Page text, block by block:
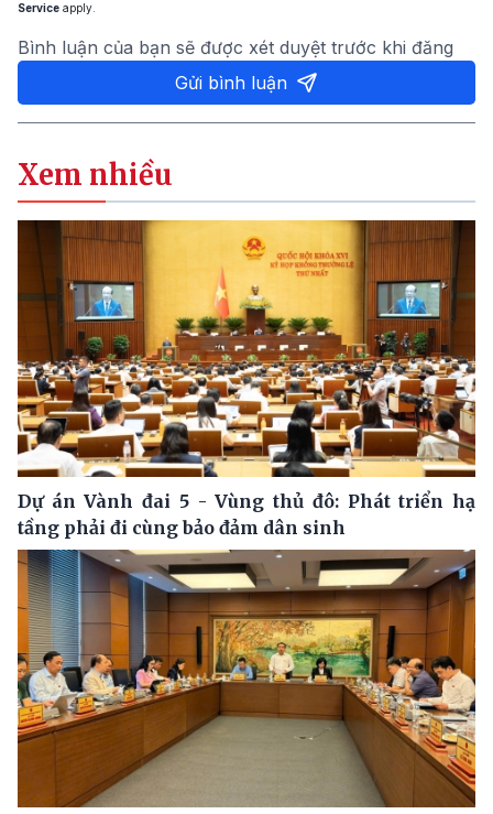
Service apply.
Bình luận của bạn sẽ được xét duyệt trước khi đăng
Gửi bình luận
Xem nhiều
Dự án Vành đai 5 - Vùng thủ đô: Phát triển hạ
tầng phải đi cùng bảo đảm dân sinh